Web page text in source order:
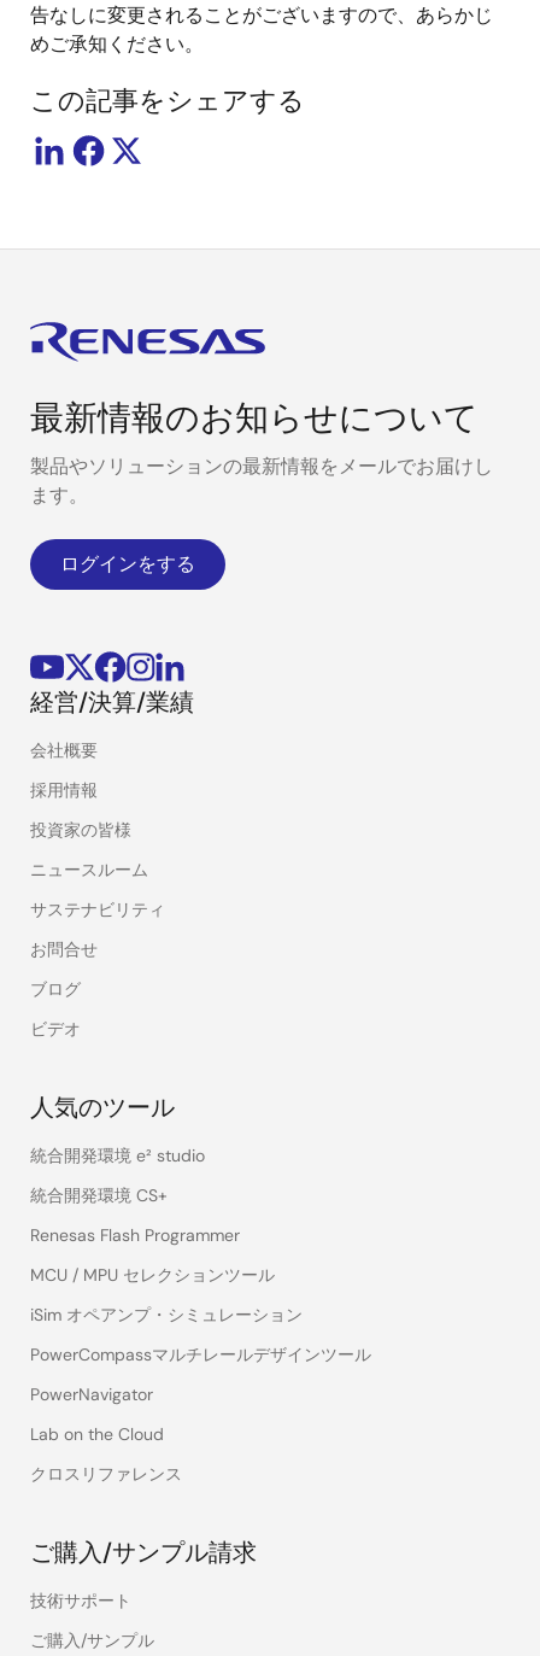
告なしに変更されることがございますので、あらかじ
めご承知ください。
この記事をシェアする
最新情報のお知らせについて
製品やソリューションの最新情報をメールでお届けし
ます。
ログインをする
経営/決算/業績
会社概要
採用情報
投資家の皆様
ニュースルーム
サステナビリティ
お問合せ
ブログ
ビデオ
人気のツール
統合開発環境 e² studio
統合開発環境 CS+
Renesas Flash Programmer
MCU / MPU セレクションツール
iSim オペアンプ・シミュレーション
PowerCompassマルチレールデザインツール
PowerNavigator
Lab on the Cloud
クロスリファレンス
ご購入/サンプル請求
技術サポート
ご購入/サンプル